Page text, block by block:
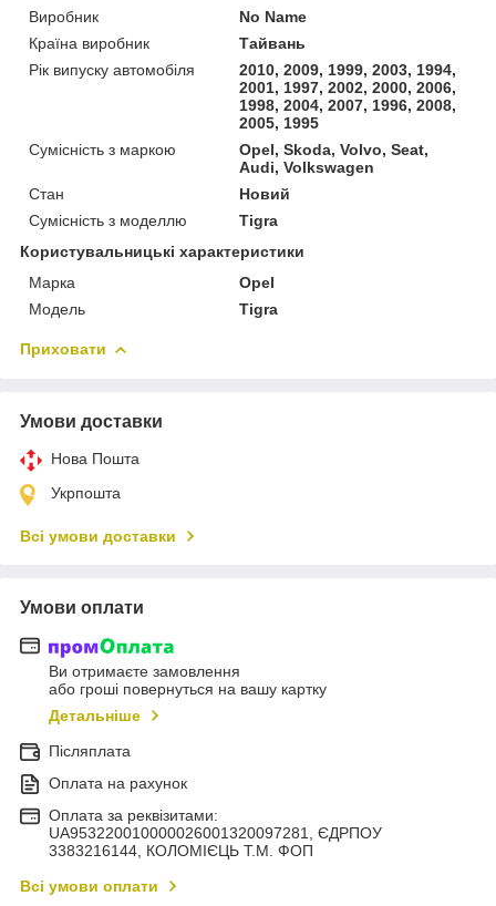
Виробник
No Name
Країна виробник
Тайвань
Рік випуску автомобіля
2010, 2009, 1999, 2003, 1994,
2001, 1997, 2002, 2000, 2006,
1998, 2004, 2007, 1996, 2008,
2005, 1995
Сумісність з маркою
Opel, Skoda, Volvo, Seat,
Audi, Volkswagen
Стан
Новий
Сумісність з моделлю
Tigra
Користувальницькі характеристики
Марка
Opel
Мoдель
Tigra
Приховати
Умови доставки
Нова Пошта
Укрпошта
Всі умови доставки
Умови оплати
Ви отримаєте замовлення
або гроші повернуться на вашу картку
Детальніше
Післяплата
Оплата на рахунок
Оплата за реквізитами:
UA953220010000026001320097281, ЄДРПОУ
3383216144, КОЛОМIЄЦЬ Т.М. ФОП
Всі умови оплати